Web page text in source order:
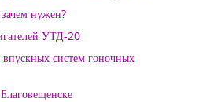
нужен?
УТД-20
систем гоночных